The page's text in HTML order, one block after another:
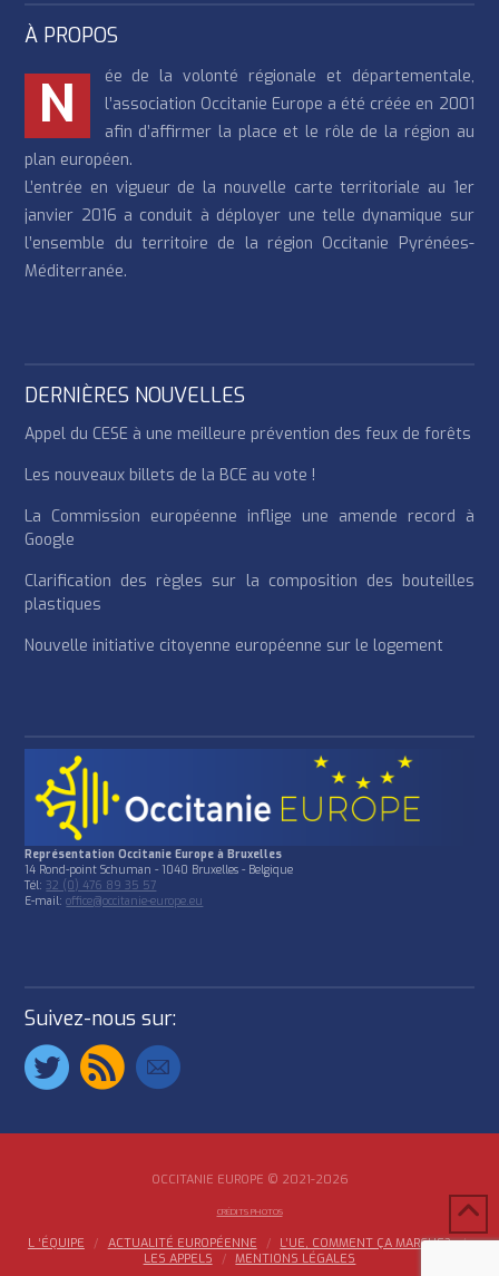
À PROPOS
N
ée de la volonté régionale et départementale,
l’association Occitanie Europe a été créée en 2001
afin d’affirmer la place et le rôle de la région au
plan européen.
L’entrée en vigueur de la nouvelle carte territoriale au 1er
janvier 2016 a conduit à déployer une telle dynamique sur
l’ensemble du territoire de la région Occitanie Pyrénées-
Méditerranée.
DERNIÈRES NOUVELLES
Appel du CESE à une meilleure prévention des feux de forêts
Les nouveaux billets de la BCE au vote !
La Commission européenne inflige une amende record à
Google
Clarification des règles sur la composition des bouteilles
plastiques
Nouvelle initiative citoyenne européenne sur le logement
Représentation Occitanie Europe à Bruxelles
14 Rond-point Schuman - 1040 Bruxelles - Belgique
Tél: 32 (0) 476 89 35 57
E-mail:office@occitanie-europe.eu
Suivez-nous sur:
OCCITANIE EUROPE © 2021-2026
CRÉDITS PHOTOS
L ‘ÉQUIPE ACTUALITÉ EUROPÉENNE
L’UE, COMMENT ÇA MARCHE?
LES APPELS
MENTIONS LÉGALES